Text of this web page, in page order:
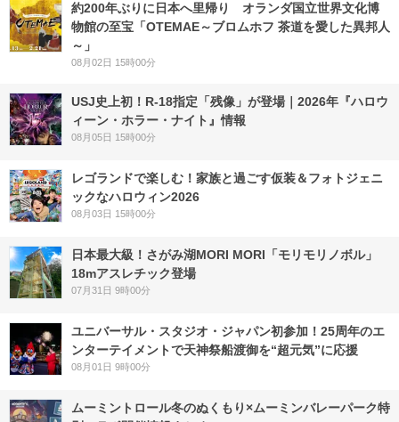
約200年ぶりに日本へ里帰り オランダ国立世界文化博
物館の至宝「OTEMAE～ブロムホフ 茶道を愛した異邦人
～」
08月02日 15時00分
USJ史上初！R-18指定「残像」が登場｜2026年『ハロウ
ィーン・ホラー・ナイト』情報
08月05日 15時00分
レゴランドで楽しむ！家族と過ごす仮装＆フォトジェニ
ックなハロウィン2026
08月03日 15時00分
日本最大級！さがみ湖MORI MORI「モリモリノボル」
18mアスレチック登場
07月31日 9時00分
ユニバーサル・スタジオ・ジャパン初参加！25周年のエ
ンターテイメントで天神祭船渡御を“超元気”に応援
08月01日 9時00分
ムーミントロール冬のぬくもり×ムーミンバレーパーク特